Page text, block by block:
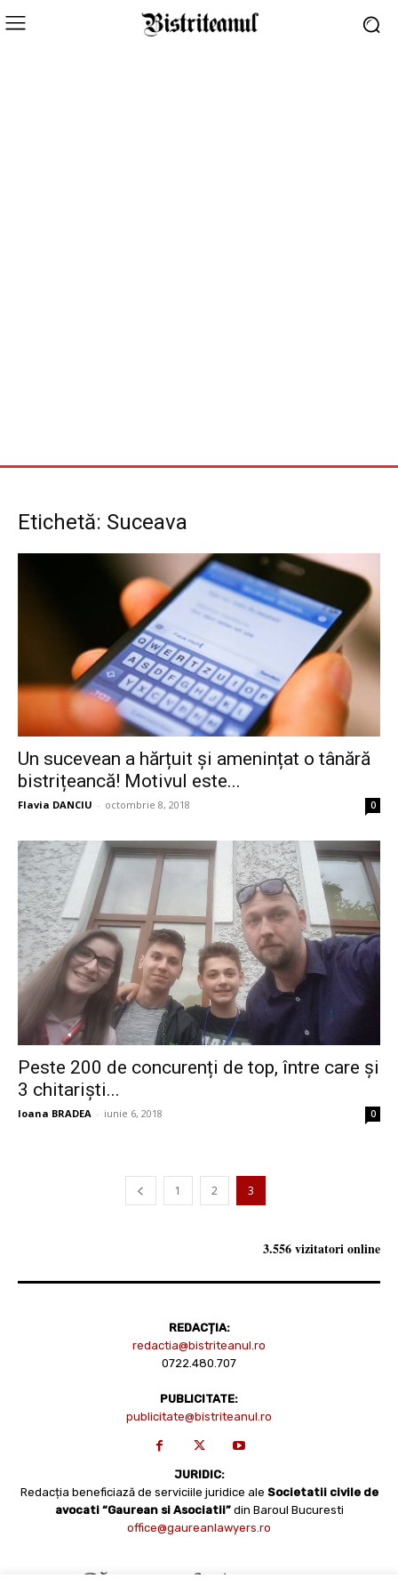
Etichetă: Suceava
Un sucevean a hărțuit și amenințat o tânără
bistrițeancă! Motivul este...
Flavia DANCIU - octombrie 8, 2018 0
Peste 200 de concurenți de top, între care și
3 chitariști...
Ioana BRADEA - iunie 6, 2018 0
1 2 3
3.556 vizitatori online
REDACȚIA:
redactia@bistriteanul.ro
0722.480.707
PUBLICITATE:
publicitate@bistriteanul.ro
JURIDIC:
Redacția beneficiază de serviciile juridice ale Societatii civile de
avocati “Gaurean si Asociatii” din Baroul Bucuresti
office@gaureanlawyers.ro